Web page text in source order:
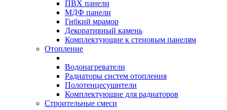
ПВХ панели
МДФ панели
Гибкий мрамор
Декоративный камень
Комплектующие к стеновым панелям
Отопление
Водонагреватели
Радиаторы систем отопления
Полотенцесушители
Комплектующие для радиаторов
Строительные смеси